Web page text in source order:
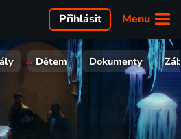
Menu
Přihlásit
Dětem Dokumenty